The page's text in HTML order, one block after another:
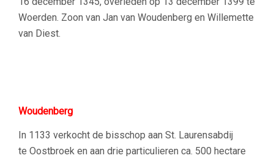
Woerden. Zoon van Jan van Woudenberg en Willemette
van Diest.
Woudenberg
In 1133 verkocht de bisschop aan St. Laurensabdij
te Oostbroek en aan drie particulieren ca. 500 hectare